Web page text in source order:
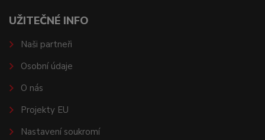
UŽITEČNÉ INFO
Naši partneři
Osobní údaje
O nás
Projekty EU
Nastavení soukromí